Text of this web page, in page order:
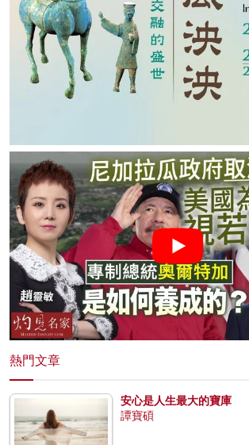
熱門文章
安心是人生最大的寶庫
譚寶碩